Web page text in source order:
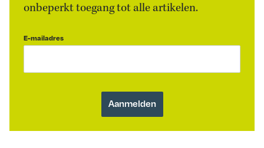
onbeperkt toegang tot alle artikelen.
E-mailadres